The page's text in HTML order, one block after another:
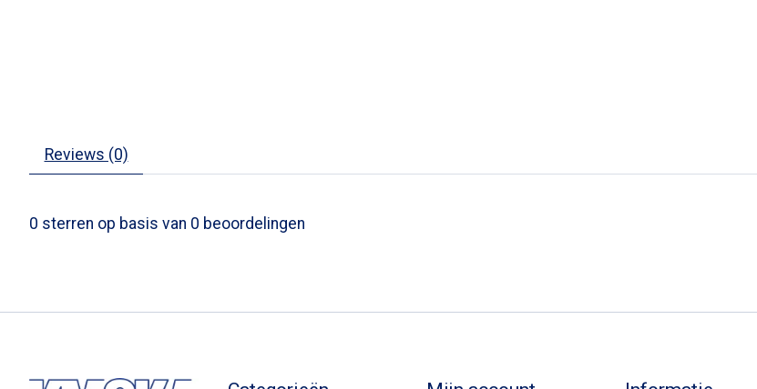
Reviews (0)
0 sterren op basis van 0 beoordelingen